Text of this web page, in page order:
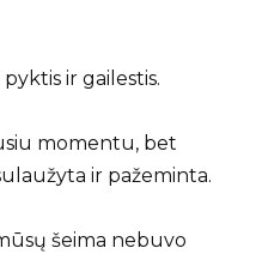
ir gailestis.
momentu, bet
ir pažeminta.
šeima nebuvo